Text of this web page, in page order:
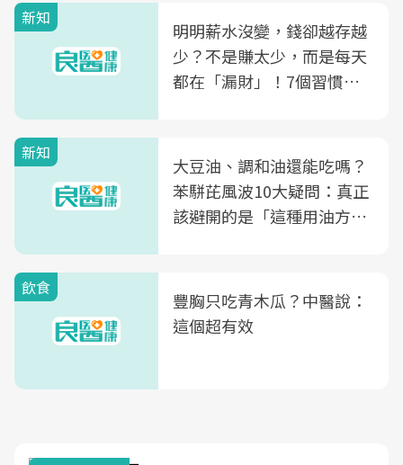
新知
明明薪水沒變，錢卻越存越
少？不是賺太少，而是每天
都在「漏財」！7個習慣一
新知
大豆油、調和油還能吃嗎？
苯駢芘風波10大疑問：真正
該避開的是「這種用油方
飲食
豐胸只吃青木瓜？中醫說：
這個超有效